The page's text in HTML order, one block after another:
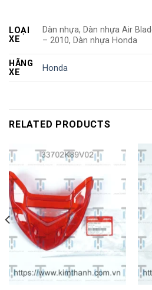
LOẠI
XE
Dàn nhựa, Dàn nhựa Air
– 2010, Dàn nhựa Honda
HÃNG
XE
Honda
RELATED PRODUCTS